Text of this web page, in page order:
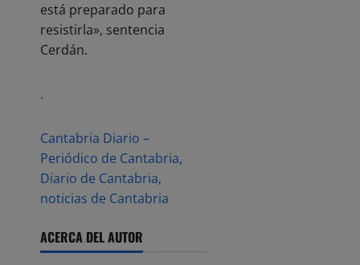
está preparado para
resistirla», sentencia
Cerdán.
.
Cantabria Diario –
Periódico de Cantabria,
Diario de Cantabria,
noticias de Cantabria
ACERCA DEL AUTOR